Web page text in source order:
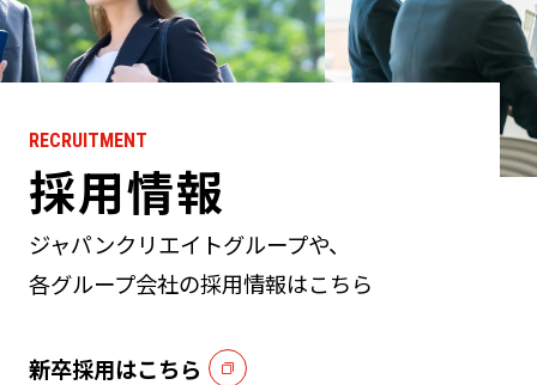
RECRUITMENT
採用情報
ジャパンクリエイトグループや、
各グループ会社の採用情報はこちら
新卒採用はこちら